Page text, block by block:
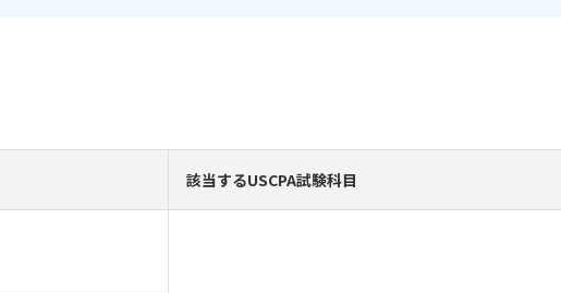
該当するUSCPA試験科目